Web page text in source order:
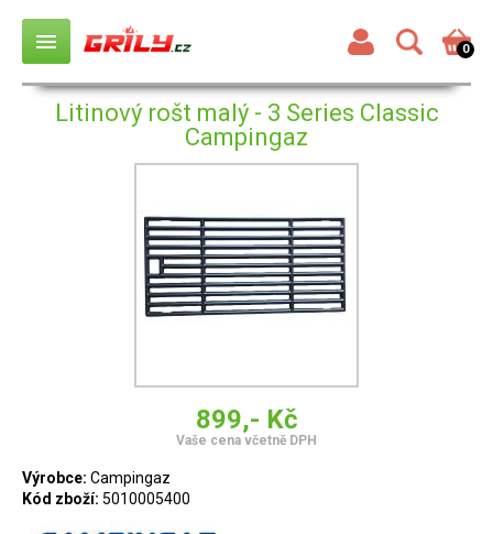
0
menu
Litinový rošt malý - 3 Series Classic
Campingaz
899,- Kč
Vaše cena včetně DPH
Výrobce: Campingaz
Kód zboží: 5010005400